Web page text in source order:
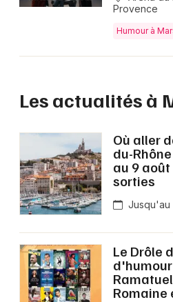
Provence
Humour à
Les actualités à
Où aller
du-
au 9
sorties
Le Drôle
Romaine